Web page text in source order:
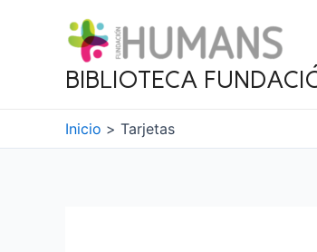
BIBLIOTECA
Inicio Tarjetas